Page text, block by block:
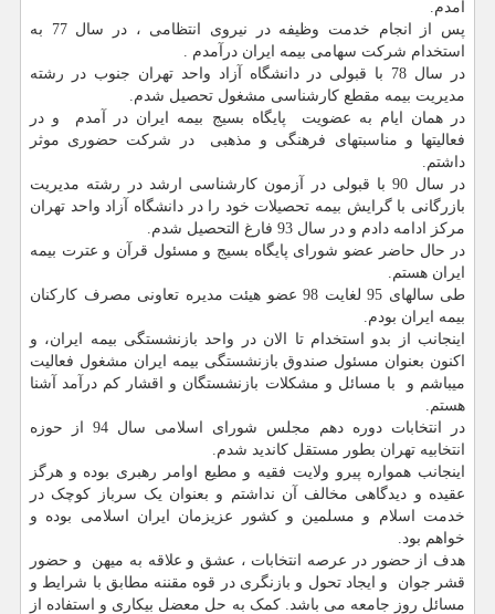
آمدم.
پس از انجام خدمت وظیفه در نیروی انتظامی ، در سال 77 به
استخدام شرکت سهامی بیمه ایران درآمدم .
در سال 78 با قبولی در دانشگاه آزاد واحد تهران جنوب در رشته
مدیریت بیمه مقطع کارشناسی مشغول تحصیل شدم.
در همان ایام به عضویت پایگاه بسیج بیمه ایران در آمدم و در
فعالیتها و مناسبتهای فرهنگی و مذهبی در شرکت حضوری موثر
داشتم.
در سال 90 با قبولی در آزمون کارشناسی ارشد در رشته مدیریت
بازرگانی با گرایش بیمه تحصیلات خود را در دانشگاه آزاد واحد تهران
مرکز ادامه دادم و در سال 93 فارغ التحصیل شدم.
در حال حاضر عضو شورای پایگاه بسیج و مسئول قرآن و عترت بیمه
ایران هستم.
طی سالهای 95 لغایت 98 عضو هیئت مدیره تعاونی مصرف کارکنان
بیمه ایران بودم.
اینجانب از بدو استخدام تا الان در واحد بازنشستگی بیمه ایران، و
اکنون بعنوان مسئول صندوق بازنشستگی بیمه ایران مشغول فعالیت
میباشم و با مسائل و مشکلات بازنشستگان و اقشار کم درآمد آشنا
هستم.
در انتخابات دوره دهم مجلس شورای اسلامی سال 94 از حوزه
انتخابیه تهران بطور مستقل کاندید شدم.
اینجانب همواره پیرو ولایت فقیه و مطیع اوامر رهبری بوده و هرگز
عقیده و دیدگاهی مخالف آن نداشتم و بعنوان یک سرباز کوچک در
خدمت اسلام و مسلمین و کشور عزیزمان ایران اسلامی بوده و
خواهم بود.
هدف از حضور در عرصه انتخابات ، عشق و علاقه به میهن و حضور
قشر جوان و ایجاد تحول و بازنگری در قوه مقننه مطابق با شرایط و
مسائل روز جامعه می باشد. کمک به حل معضل بیکاری و استفاده از